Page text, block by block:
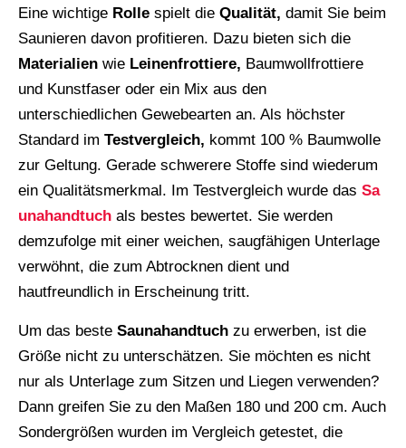
Eine wichtige Rolle spielt die Qualität, damit Sie beim
Saunieren davon profitieren. Dazu bieten sich die
Materialien wie Leinenfrottiere, Baumwollfrottiere
und Kunstfaser oder ein Mix aus den
unterschiedlichen Gewebearten an. Als höchster
Standard im Testvergleich, kommt 100 % Baumwolle
zur Geltung. Gerade schwerere Stoffe sind wiederum
ein Qualitätsmerkmal. Im Testvergleich wurde das Sa
unahandtuch als bestes bewertet. Sie werden
demzufolge mit einer weichen, saugfähigen Unterlage
verwöhnt, die zum Abtrocknen dient und
hautfreundlich in Erscheinung tritt.
Um das beste Saunahandtuch zu erwerben, ist die
Größe nicht zu unterschätzen. Sie möchten es nicht
nur als Unterlage zum Sitzen und Liegen verwenden?
Dann greifen Sie zu den Maßen 180 und 200 cm. Auch
Sondergrößen wurden im Vergleich getestet, die